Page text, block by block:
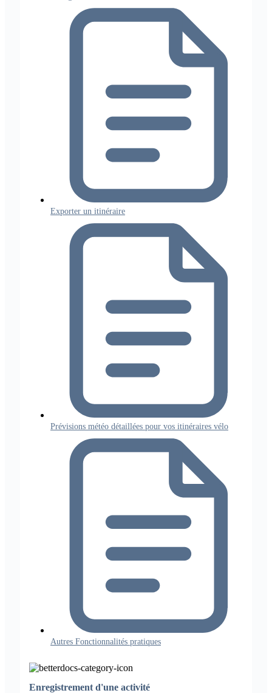
Exporter un itinéraire
Prévisions météo détaillées pour vos itinéraires vélo
Autres Fonctionnalités pratiques
Enregistrement d'une activité